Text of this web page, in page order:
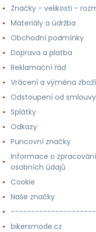
Značky - velikosti -
Materiály a údržba
Obchodní podmínky
Doprava a platba
Reklamační řád
Vrácení a výměna zboží
Odstoupení od smlouvy
Splátky
Odkazy
Puncovní značky
Informace o zpracování
osobních údajů
Cookie
Naše značky
bikersmode.cz